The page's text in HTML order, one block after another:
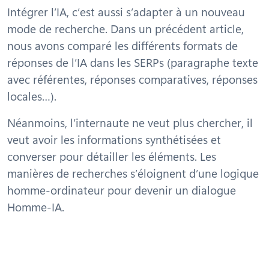
Intégrer l’IA, c’est aussi s’adapter à un nouveau
mode de recherche. Dans un précédent article,
nous avons comparé les différents formats de
réponses de l’IA dans les SERPs (paragraphe texte
avec référentes, réponses comparatives, réponses
locales…).
Néanmoins, l’internaute ne veut plus chercher, il
veut avoir les informations synthétisées et
converser pour détailler les éléments. Les
manières de recherches s’éloignent d’une logique
homme-ordinateur pour devenir un dialogue
Homme-IA.